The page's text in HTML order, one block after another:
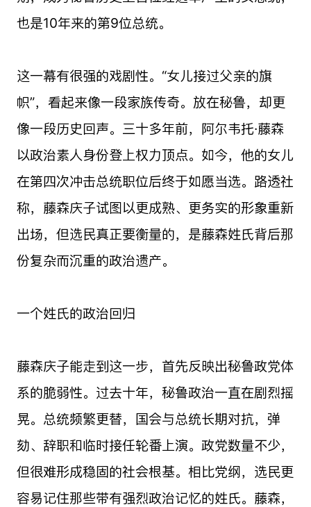
也是10年来的第9位总统。
这一幕有很强的戏剧性。“女儿接过父亲的旗
帜”，看起来像一段家族传奇。放在秘鲁，却更
像一段历史回声。三十多年前，阿尔韦托·藤森
以政治素人身份登上权力顶点。如今，他的女儿
在第四次冲击总统职位后终于如愿当选。路透社
称，藤森庆子试图以更成熟、更务实的形象重新
出场，但选民真正要衡量的，是藤森姓氏背后那
份复杂而沉重的政治遗产。
一个姓氏的政治回归
藤森庆子能走到这一步，首先反映出秘鲁政党体
系的脆弱性。过去十年，秘鲁政治一直在剧烈摇
晃。总统频繁更替，国会与总统长期对抗，弹
劾、辞职和临时接任轮番上演。政党数量不少，
但很难形成稳固的社会根基。相比党纲，选民更
容易记住那些带有强烈政治记忆的姓氏。藤森，